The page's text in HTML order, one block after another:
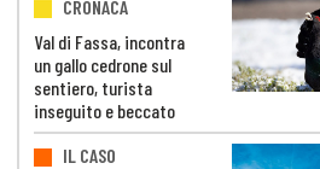
CRONACA
Val di Fassa, incontra
un gallo cedrone sul
sentiero, turista
inseguito e beccato
IL CASO